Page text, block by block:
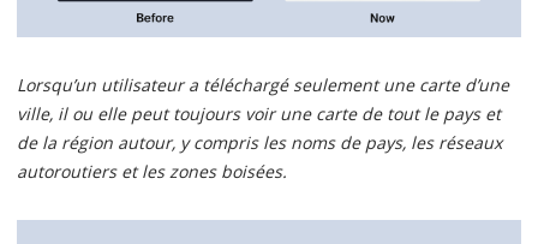
Lorsqu’un utilisateur a téléchargé seulement une carte d’une
ville, il ou elle peut toujours voir une carte de tout le pays et
de la région autour, y compris les noms de pays, les réseaux
autoroutiers et les zones boisées.